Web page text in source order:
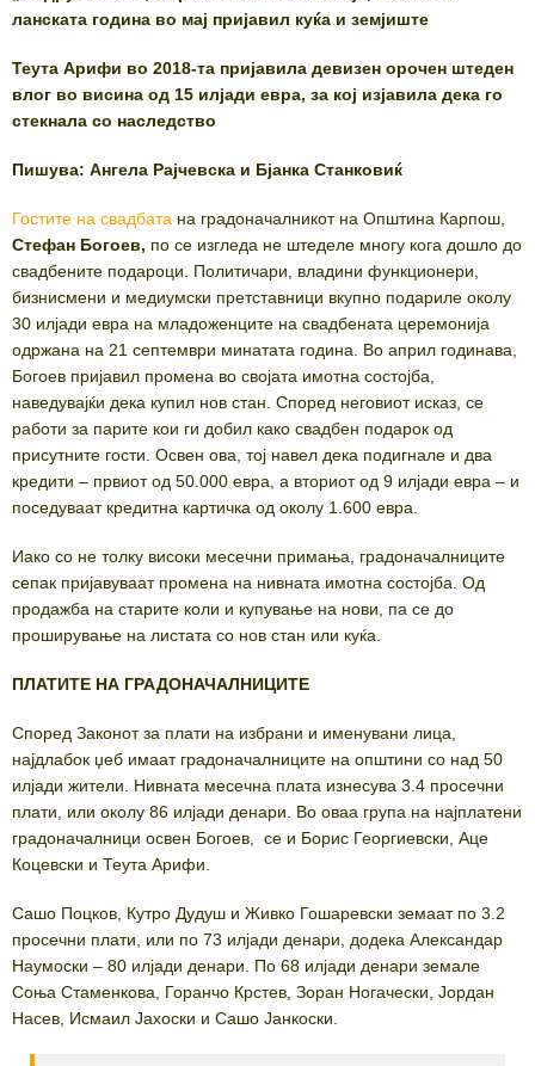
ланската година во мај пријавил куќа и земјиште
Теута Арифи во 2018-та пријавила девизен орочен штеден
влог во висина од 15 илјади евра, за кој изјавила дека го
стекнала со наследство
Пишува: Ангела Рајчевска и Бјанка Станковиќ
Гостите на свадбата на градоначалникот на Општина Карпош,
Стефан Богоев, по се изгледа не штеделе многу кога дошло до
свадбените подароци. Политичари, владини функционери,
бизнисмени и медиумски претставници вкупно подариле околу
30 илјади евра на младоженците на свадбената церемонија
одржана на 21 септември минатата година. Во април годинава,
Богоев пријавил промена во својата имотна состојба,
наведувајќи дека купил нов стан. Според неговиот исказ, се
работи за парите кои ги добил како свадбен подарок од
присутните гости. Освен ова, тој навел дека подигнале и двa
кредити – првиот од 50.000 евра, а вториот од 9 илјади евра – и
поседуваат кредитна картичка од околу 1.600 евра.
Иако со не толку високи месечни примања, градоначалниците
сепак пријавуваат промена на нивната имотна состојба. Од
продажба на старите коли и купување на нови, па се до
проширување на листата со нов стан или куќа.
ПЛАТИТЕ НА ГРАДОНАЧАЛНИЦИТЕ
Според Законот за плати на избрани и именувани лица,
најдлабок џеб имаат градоначалниците на општини со над 50
илјади жители. Нивната месечна плата изнесува 3.4 просечни
плати, или околу 86 илјади денари. Во оваа група на најплатени
градоначалници освен Богоев, се и Борис Георгиевски, Аце
Коцевски и Теута Арифи.
Сашо Поцков, Кутро Дудуш и Живко Гошаревски земаат по 3.2
просечни плати, или по 73 илјади денари, додека Александар
Наумоски – 80 илјади денари. По 68 илјади денари земале
Соња Стаменкова, Горанчо Крстев, Зоран Ногачески, Јордан
Насев, Исмаил Јахоски и Сашо Јанкоски.